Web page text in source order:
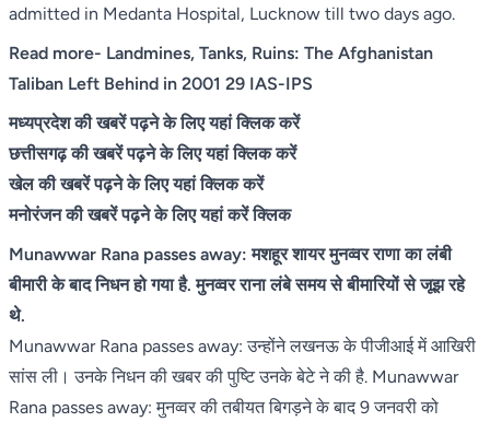
admitted in Medanta Hospital, Lucknow till two days ago.
Read more- Landmines, Tanks, Ruins: The Afghanistan
Taliban Left Behind in 2001 29 IAS-IPS
मध्यप्रदेश की खबरें पढ़ने के लिए यहां क्लिक करें
छत्तीसगढ़ की खबरें पढ़ने के लिए यहां क्लिक करें
खेल की खबरें पढ़ने के लिए यहां क्लिक करें
मनोरंजन की खबरें पढ़ने के लिए यहां करें क्लिक
Munawwar Rana passes away: मशहूर शायर मुनव्वर राणा का लंबी
बीमारी के बाद निधन हो गया है. मुनव्वर राना लंबे समय से बीमारियों से जूझ रहे
थे.
Munawwar Rana passes away: उन्होंने लखनऊ के पीजीआई में आखिरी
सांस ली। उनके निधन की खबर की पुष्टि उनके बेटे ने की है. Munawwar
Rana passes away: मुनव्वर की तबीयत बिगड़ने के बाद 9 जनवरी को